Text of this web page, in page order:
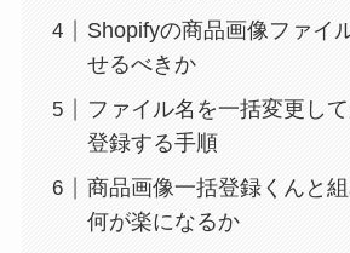
Shopifyの商品画像ファイ
せるべきか
ファイル名を一括変更し
登録する手順
商品画像一括登録くんと
何が楽になるか